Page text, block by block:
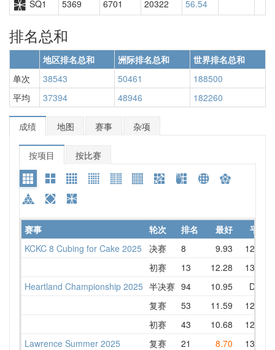
SQ1
5369 6701 20322 56.54
排名总和
地区排名总和 洲际排名总和
世界排名总和
单次
38543 50461
188500
平均
37394 48946 182260
成绩 地图 赛事 杂项
按项目 按比赛
赛事 轮次 排名 最好 平均
KCKC 8 Cubing for Cake 2025
决赛 8 9.93 12.22
初赛 13 12.28 13.21
Heartland Championship 2025 半决赛 94 10.95 DNF
复赛 53 11.59 12.87
初赛 43 10.68 12.15
Lawrence Summer 2025 复赛 21 8.70 13.19